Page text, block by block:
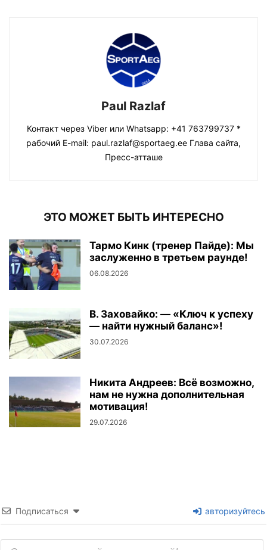
Paul Razlaf
Контакт через Viber или Whatsapp: +41 763799737 *
рабочий E-mail: paul.razlaf@sportaeg.ee Глава сайта,
Пресс-атташе
ЭТО МОЖЕТ БЫТЬ ИНТЕРЕСНО
Тармо Кинк (тренер Пайде): Мы
заслуженно в третьем раунде!
06.08.2026
В. Заховайко: — «Ключ к успеху
— найти нужный баланс»!
30.07.2026
Никита Андреев: Всё возможно,
нам не нужна дополнительная
мотивация!
29.07.2026
Подписаться авторизуйтесь